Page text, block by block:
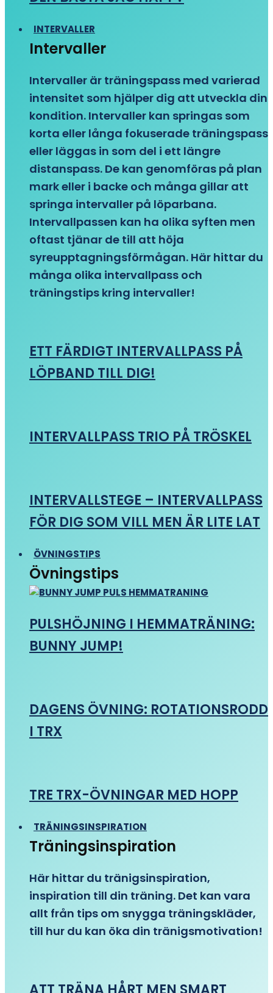
INTERVALLER
Intervaller
Intervaller är träningspass med varierad
intensitet som hjälper dig att utveckla din
kondition. Intervaller kan springas som
korta eller långa fokuserade träningspass
eller läggas in som del i ett längre
distanspass. De kan genomföras på plan
mark eller i backe och många gillar att
springa intervaller på löparbana.
Intervallpassen kan ha olika syften men
oftast tjänar de till att höja
syreupptagningsförmågan. Här hittar du
många olika intervallpass och
träningstips kring intervaller!
ETT FÄRDIGT INTERVALLPASS PÅ
LÖPBAND TILL DIG!
INTERVALLPASS TRIO PÅ TRÖSKEL
INTERVALLSTEGE – INTERVALLPASS
FÖR DIG SOM VILL MEN ÄR LITE LAT
ÖVNINGSTIPS
Övningstips
PULSHÖJNING I HEMMATRÄNING:
BUNNY JUMP!
DAGENS ÖVNING: ROTATIONSRODD
I TRX
TRE TRX-ÖVNINGAR MED HOPP
TRÄNINGSINSPIRATION
Träningsinspiration
Här hittar du tränigsinspiration,
inspiration till din träning. Det kan vara
allt från tips om snygga träningskläder,
till hur du kan öka din tränigsmotivation!